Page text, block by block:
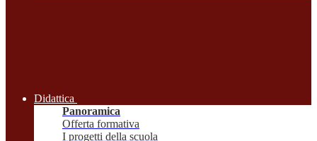
Didattica
Panoramica
Offerta formativa
I progetti della scuola